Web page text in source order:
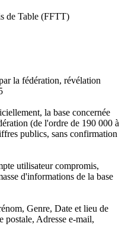
de Table (FFTT)
la fédération, révélation
la base concernée
(de l'ordre de 190 000 à
publics, sans confirmation
utilisateur compromis,
d'informations de la base
Genre, Date et lieu de
postale, Adresse e-mail,